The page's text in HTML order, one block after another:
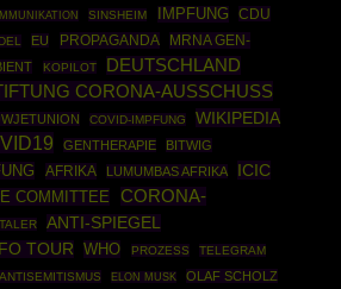
SINSHEIM IMPFUNG CDU
EU PROPAGANDA
MRNA GEN-
KOPILOT DEUTSCHLAND
CORONA-AUSSCHUSS
COVID-IMPFUNG WIKIPEDIA
GENTHERAPIE
BITWIG
AFRIKA LUMUMBAS AFRIKA ICIC
COMMITTEE
CORONA-
ANTI-SPIEGEL
TOUR WHO PROZESS TELEGRAM
ANTISEMITISMUS ELON MUSK OLAF SCHOLZ